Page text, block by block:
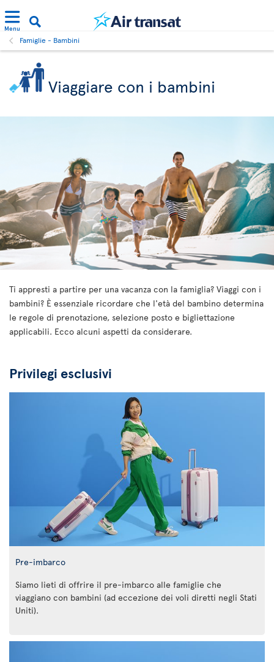
Menu
Famiglie - Bambini
Viaggiare con i bambini
Ti appresti a partire per una vacanza con la famiglia? Viaggi con i
bambini? È essenziale ricordare che l'età del bambino determina
le regole di prenotazione, selezione posto e bigliettazione
applicabili. Ecco alcuni aspetti da considerare.
Privilegi esclusivi
Pre-imbarco
Siamo lieti di offrire il pre-imbarco alle famiglie che
viaggiano con bambini (ad eccezione dei voli diretti negli Stati
Uniti).